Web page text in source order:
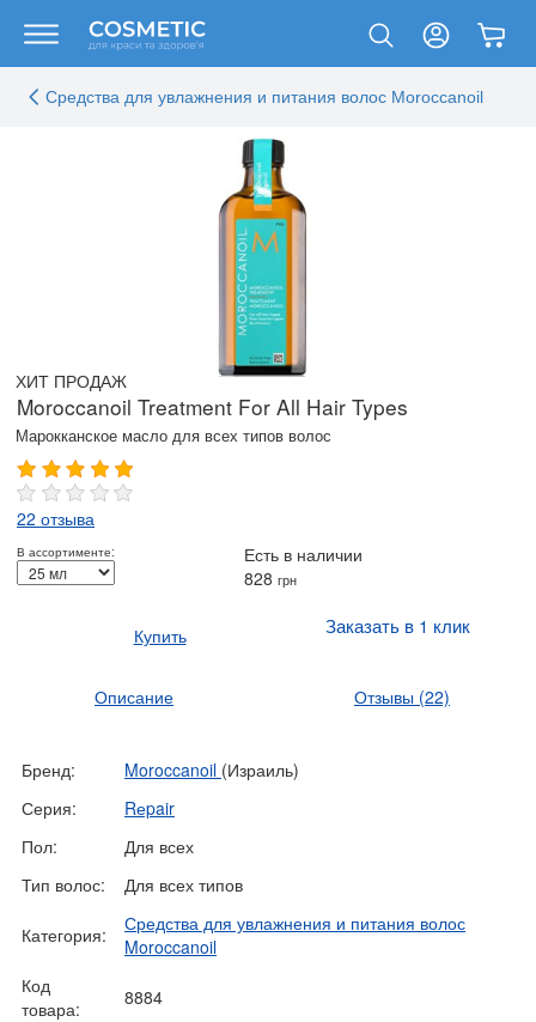
Средства для увлажнения и питания волос Moroccanoil
ХИТ ПРОДАЖ
Moroccanoil Treatment For All Hair Types
Марокканское масло для всех типов волос
22 отзыва
В ассортименте:
Есть в наличии
828 грн
Купить Заказать в 1 клик
Описание Отзывы (22)
Бренд: Moroccanoil (Израиль)
Серия:
Rеpair
Пол:
Для всех
Тип волос:
Для всех типов
Категория:
Средства для увлажнения и питания волос
Moroccanoil
Код
товара:
8884